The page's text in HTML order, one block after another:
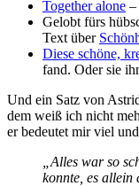
Together alone –
Gelobt fürs
Text über
Diese schöne,
fand. Oder sie
Und ein Satz von
dem weiß ich nicht
er bedeutet mir viel
„Alles war so
konnte, es allein